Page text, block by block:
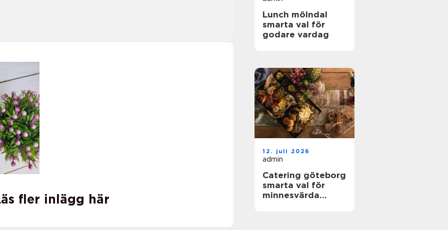
fler inlägg här
Lunch mölndal
smarta val för
godare vardag
12. juli 2026
admin
Catering göteborg
smarta val för
minnesvärda